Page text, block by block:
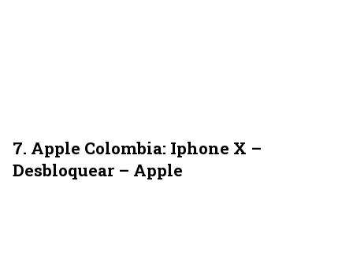
7. Apple Colombia: Iphone X –
Desbloquear – Apple